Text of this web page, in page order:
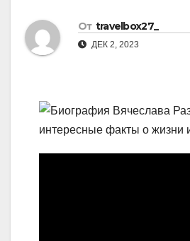
От travelbox27_
ДЕК 2, 2023